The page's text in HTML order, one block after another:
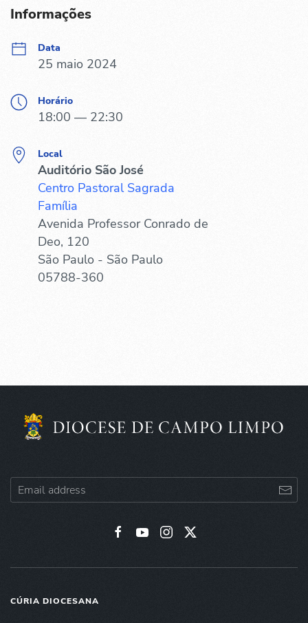
Informações
Data
25 maio 2024
Horário
18:00 — 22:30
Local
Auditório São José
Centro Pastoral Sagrada
Família
Avenida Professor Conrado de
Deo, 120
São Paulo - São Paulo
05788-360
CÚRIA DIOCESANA